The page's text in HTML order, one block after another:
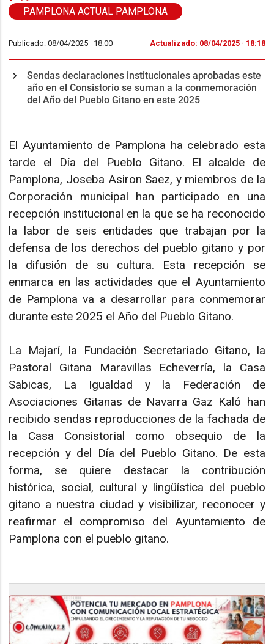
PAMPLONA ACTUAL PAMPLONA
Publicado: 08/04/2025 · 18:00 Actualizado: 08/04/2025 · 18:18
Sendas declaraciones institucionales aprobadas este
año en el Consistorio se suman a la conmemoración
del Año del Pueblo Gitano en este 2025
El Ayuntamiento de Pamplona ha celebrado esta
tarde el Día del Pueblo Gitano. El alcalde de
Pamplona, Joseba Asiron Saez, y miembros de la
Corporación municipal han participado en una
recepción institucional en la que se ha reconocido
la labor de seis entidades que trabajan por la
defensa de los derechos del pueblo gitano y por
la difusión de su cultura. Esta recepción se
enmarca en las actividades que el Ayuntamiento
de Pamplona va a desarrollar para conmemorar
durante este 2025 el Año del Pueblo Gitano.
La Majarí, la Fundación Secretariado Gitano, la
Pastoral Gitana Maravillas Echeverría, la Casa
Sabicas, La Igualdad y la Federación de
Asociaciones Gitanas de Navarra Gaz Kaló han
recibido sendas reproducciones de la fachada de
la Casa Consistorial como obsequio de la
recepción y del Día del Pueblo Gitano. De esta
forma, se quiere destacar la contribución
histórica, social, cultural y lingüística del pueblo
gitano a nuestra ciudad y visibilizar, reconocer y
reafirmar el compromiso del Ayuntamiento de
Pamplona con el pueblo gitano.